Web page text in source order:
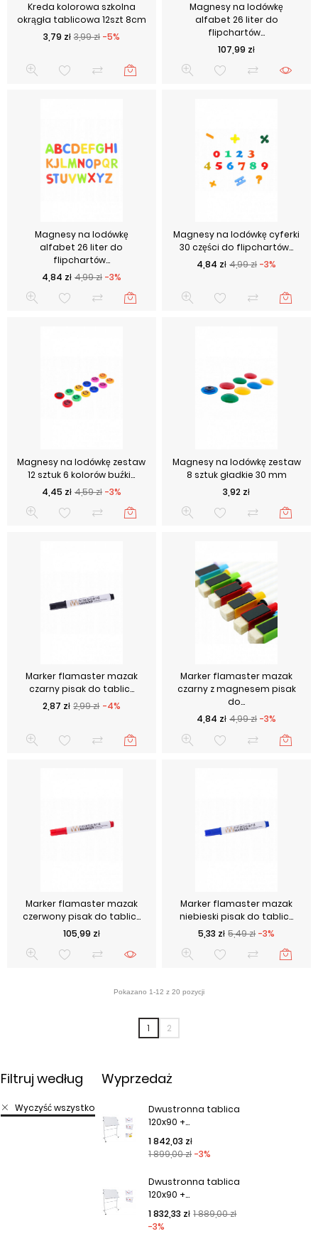
Kreda kolorowa szkolna
okrągła tablicowa 12szt 8cm
Cena podstawowa
3,99 zł -5%
Cena
3,79 zł
Magnesy na lodówkę
alfabet 26 liter do
flipchartów...
Cena
107,99 zł
Magnesy na lodówkę
alfabet 26 liter do
flipchartów...
Cena podstawowa
4,99 zł -3%
Cena
4,84 zł
Magnesy na lodówkę cyferki
30 części do flipchartów...
Cena podstawowa
4,99 zł -3%
Cena
4,84 zł
Magnesy na lodówkę zestaw
12 sztuk 6 kolorów buźki...
Cena podstawowa
4,59 zł -3%
Cena
4,45 zł
Magnesy na lodówkę zestaw
8 sztuk gładkie 30 mm
Cena
3,92 zł
Marker flamaster mazak
czarny pisak do tablic...
Cena podstawowa
2,99 zł -4%
Cena
2,87 zł
Marker flamaster mazak
czarny z magnesem pisak
do...
Cena podstawowa
4,99 zł -3%
Cena
4,84 zł
Marker flamaster mazak
czerwony pisak do tablic...
Cena
105,99 zł
Marker flamaster mazak
niebieski pisak do tablic...
Cena podstawowa
5,49 zł -3%
Cena
5,33 zł
1 2
Filtruj według
Wyczyść wszystko
Wyprzedaż
Dwustronna tablica
120x90 +...
Cena podstawowa
1 899,00 zł -3%
Cena
1 842,03 zł
Dwustronna tablica
120x90 +...
Cena podstawowa
1 889,00 zł
-3%
Cena
1 832,33 zł